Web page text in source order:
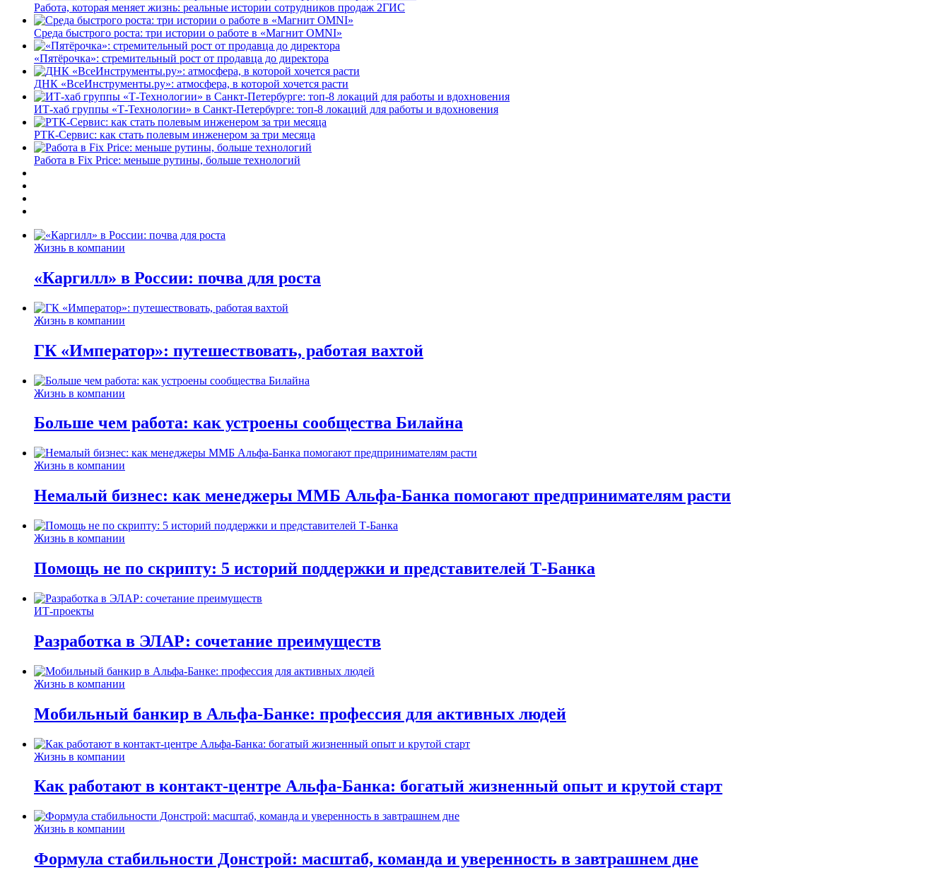
Работа, которая меняет жизнь: реальные истории сотрудников продаж 2ГИС
Среда быстрого роста: три истории о работе в «Магнит OMNI»
«Пятёрочка»: стремительный рост от продавца до директора
ДНК «ВсеИнструменты.ру»: атмосфера, в которой хочется расти
ИТ-хаб группы «Т-Технологии» в Санкт-Петербурге: топ-8 локаций для работы и вдохновения
РТК-Сервис: как стать полевым инженером за три месяца
Работа в Fix Price: меньше рутины, больше технологий
Жизнь в компании
«Каргилл» в России: почва для роста
Жизнь в компании
ГК «Император»: путешествовать, работая вахтой
Жизнь в компании
Больше чем работа: как устроены сообщества Билайна
Жизнь в компании
Немалый бизнес: как менеджеры ММБ Альфа-Банка помогают предпринимателям расти
Жизнь в компании
Помощь не по скрипту: 5 историй поддержки и представителей Т-Банка
ИТ-проекты
Разработка в ЭЛАР: сочетание преимуществ
Жизнь в компании
Мобильный банкир в Альфа-Банке: профессия для активных людей
Жизнь в компании
Как работают в контакт-центре Альфа-Банка: богатый жизненный опыт и крутой старт
Жизнь в компании
Формула стабильности Донстрой: масштаб, команда и уверенность в завтрашнем дне